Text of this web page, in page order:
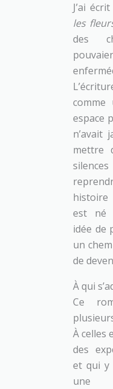
J’ai écrit
les
des
comme
espace
n’avait
mettre
histoire
est né
idée de
un
de
À qui
Ce
À celles
des
et qui y
une